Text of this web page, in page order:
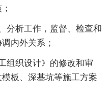
分析工作，监督、检查和
内外关系；
组织设计》的修改和审
板、深基坑等施工方案